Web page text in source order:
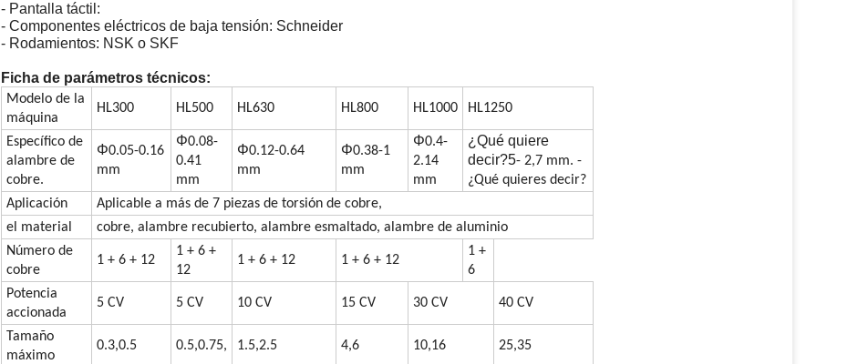
- Pantalla táctil:
- Componentes eléctricos de baja tensión: Schneider
- Rodamientos: NSK o SKF
Ficha de parámetros técnicos:
Modelo de la
máquina
HL300 HL500 HL630 HL800 HL1000 HL1250
Específico de
alambre de
cobre.
Φ0.05-0.16
mm
Φ0.08-
0.41
mm
Φ0.12-0.64
mm
Φ0.38-1
mm
Φ0.4-
2.14
mm
¿Qué quiere
decir?5- 2,7 mm. -
¿Qué quieres decir?
Aplicación
Aplicable a más de 7 piezas de torsión de cobre,
el material
cobre, alambre recubierto, alambre esmaltado, alambre de aluminio
Número de
cobre
1 + 6 + 12
1 + 6 +
12
1 + 6 + 12 1 + 6 + 12
1 +
6
Potencia
accionada
5 CV 5 CV 10 CV 15 CV 30 CV 40 CV
Tamaño
máximo
0.3,0.5 0.5,0.75, 1.5,2.5 4,6 10,16 25,35